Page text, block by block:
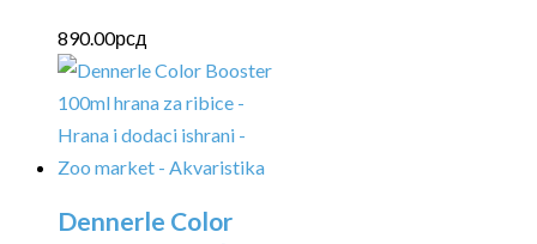
890.00рсд
Dennerle Color